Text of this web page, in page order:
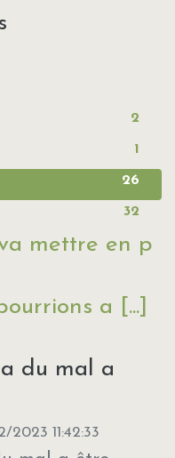
2
1
26
32
mettre en p
a [...]
du mal a
2023 11:42:33